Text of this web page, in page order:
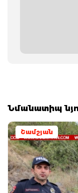
Նմանատիպ
Շամշյան